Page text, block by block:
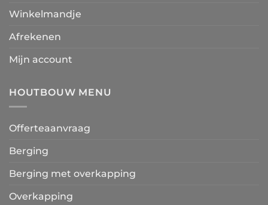
Winkelmandje
Afrekenen
Mijn account
HOUTBOUW MENU
Offerteaanvraag
Berging
Berging met overkapping
Overkapping